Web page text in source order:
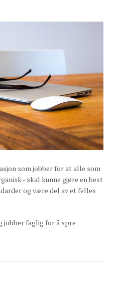
som jobber for at alle som
- skal kunne gjøre en best
og være del av et felles
jobber faglig for å spre